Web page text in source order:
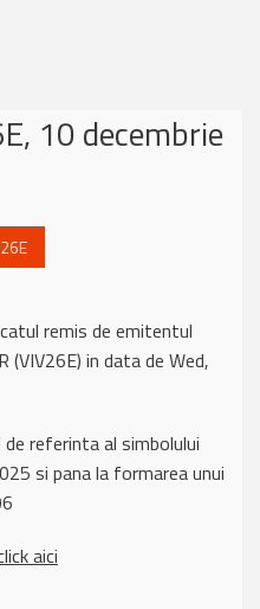
10 decembrie
remis de emitentul
(VIV26E) in data de Wed,
referinta al simbolului
si pana la formarea unui
aici